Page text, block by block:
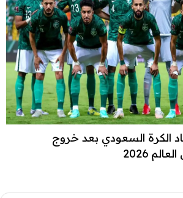
الكرة السعودي بعد خروج
2026